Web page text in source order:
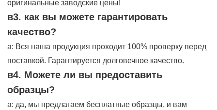
оригинальные заводские цены!
в3. как вы можете гарантировать
качество?
а: Вся наша продукция проходит 100% проверку перед
поставкой. Гарантируется долговечное качество.
в4. Можете ли вы предоставить
образцы?
а: да, мы предлагаем бесплатные образцы, и вам